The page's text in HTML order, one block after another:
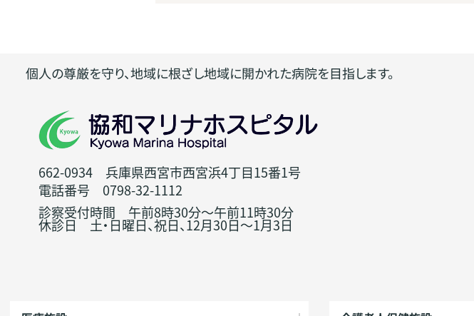
個人の尊厳を守り、地域に根ざし地域に開かれた病院を目指します。
662-0934 兵庫県西宮市西宮浜4丁目15番1号
電話番号 0798-32-1112
診察受付時間 午前8時30分～午前11時30分
休診日 土・日曜日、祝日、12月30日～1月3日